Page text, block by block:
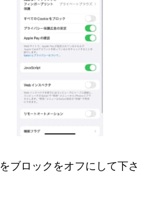
をブロックをオフにして下さ